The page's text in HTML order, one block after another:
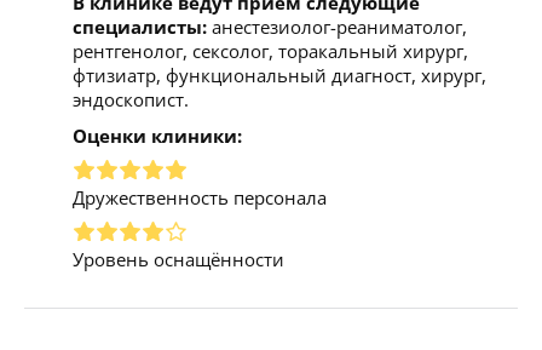
специалисты: анестезиолог-реаниматолог,
рентгенолог, сексолог, торакальный хирург,
фтизиатр, функциональный диагност, хирург,
эндоскопист.
Оценки клиники:
Дружественность персонала
Уровень оснащённости